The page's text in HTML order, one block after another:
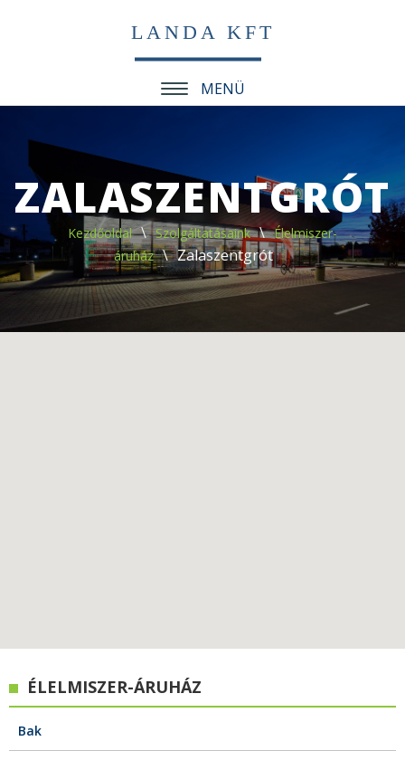
LANDA KFT
MENÜ
ZALASZENTGRÓT
Kezdőoldal Szolgáltatásaink
Élelmiszer-
áruház
Zalaszentgrót
ÉLELMISZER-ÁRUHÁZ
Bak